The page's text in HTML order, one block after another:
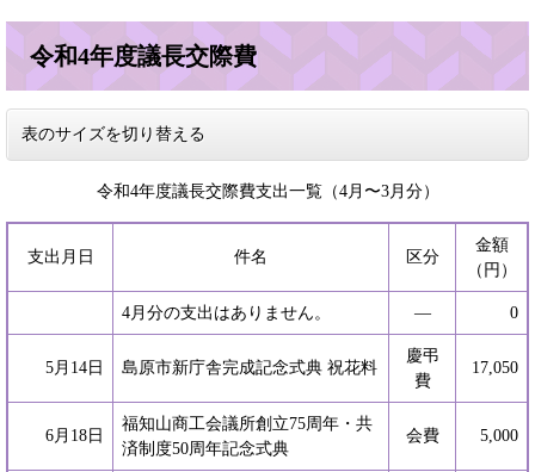
令和4年度議長交際費
表のサイズを切り替える
令和4年度議長交際費支出一覧（4月〜3月分）
支出月日 件名 区分
金額
（円）
4月分の支出はありません。 ― 0
5月14日 島原市新庁舎完成記念式典 祝花料
慶弔
費
17,050
6月18日
福知山商工会議所創立75周年・共
済制度50周年記念式典
会費 5,000